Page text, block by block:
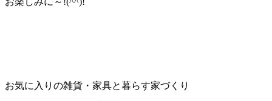
お気に入りの雑貨・家具と暮らす家づくり